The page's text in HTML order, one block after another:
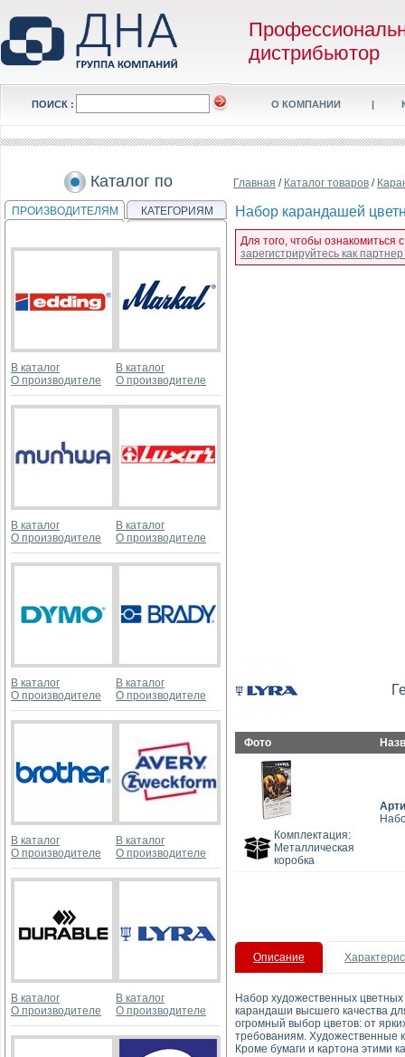
дистрибьютор
ПОИСК : О КОМПАНИИ |
Каталог по
ПРОИЗВОДИТЕЛЯМ КАТЕГОРИЯМ
В каталог
О производителе
В каталог
О производителе
В каталог
О производителе
В каталог
О производителе
В каталог
О производителе
В каталог
О производителе
В каталог
О производителе
В каталог
О производителе
В каталог
О производителе
В каталог
О производителе
Главная / Каталог товаров /
Набор карандашей
Для того, чтобы ознакомиться
зарегистрируйтесь как
Фото
Комплектация:
Металлическая
коробка
Описание
Набор художественных
карандаши высшего качества
огромный выбор цветов: от
требованиям. Художественные
Кроме бумаги и картона этими